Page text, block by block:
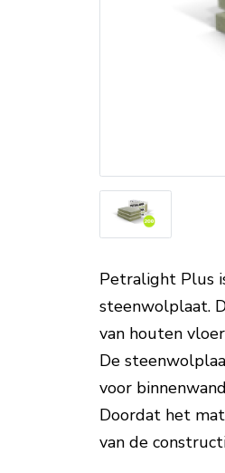
Petralight Plus
steenwolplaat.
van houten
De
voor
Doordat het
van de